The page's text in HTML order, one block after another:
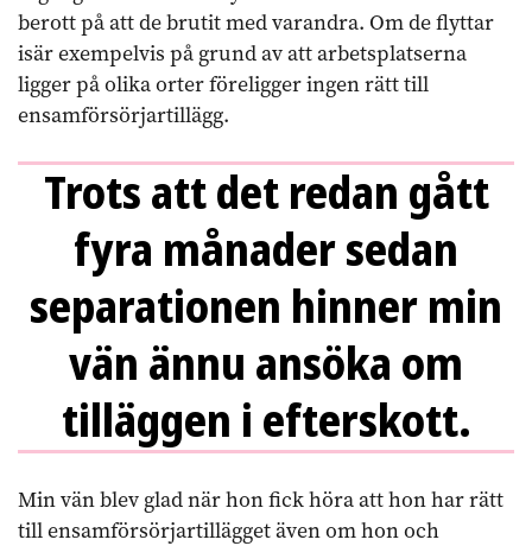
berott på att de brutit med varandra. Om de flyttar
isär exempelvis på grund av att arbetsplatserna
ligger på olika orter föreligger ingen rätt till
ensamförsörjartillägg.
Trots att det redan gått
fyra månader sedan
separationen hinner min
vän ännu ansöka om
tilläggen i efterskott.
Min vän blev glad när hon fick höra att hon har rätt
till ensamförsörjartillägget även om hon och